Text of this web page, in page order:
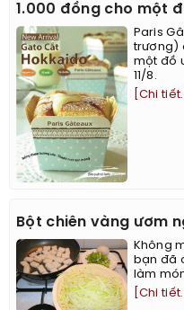
1.000 đồng cho một
Paris
trương)
một đồ
11/8.
[Chi
Bột chiên vàng ươm
Không
bạn đã
làm
[Chi